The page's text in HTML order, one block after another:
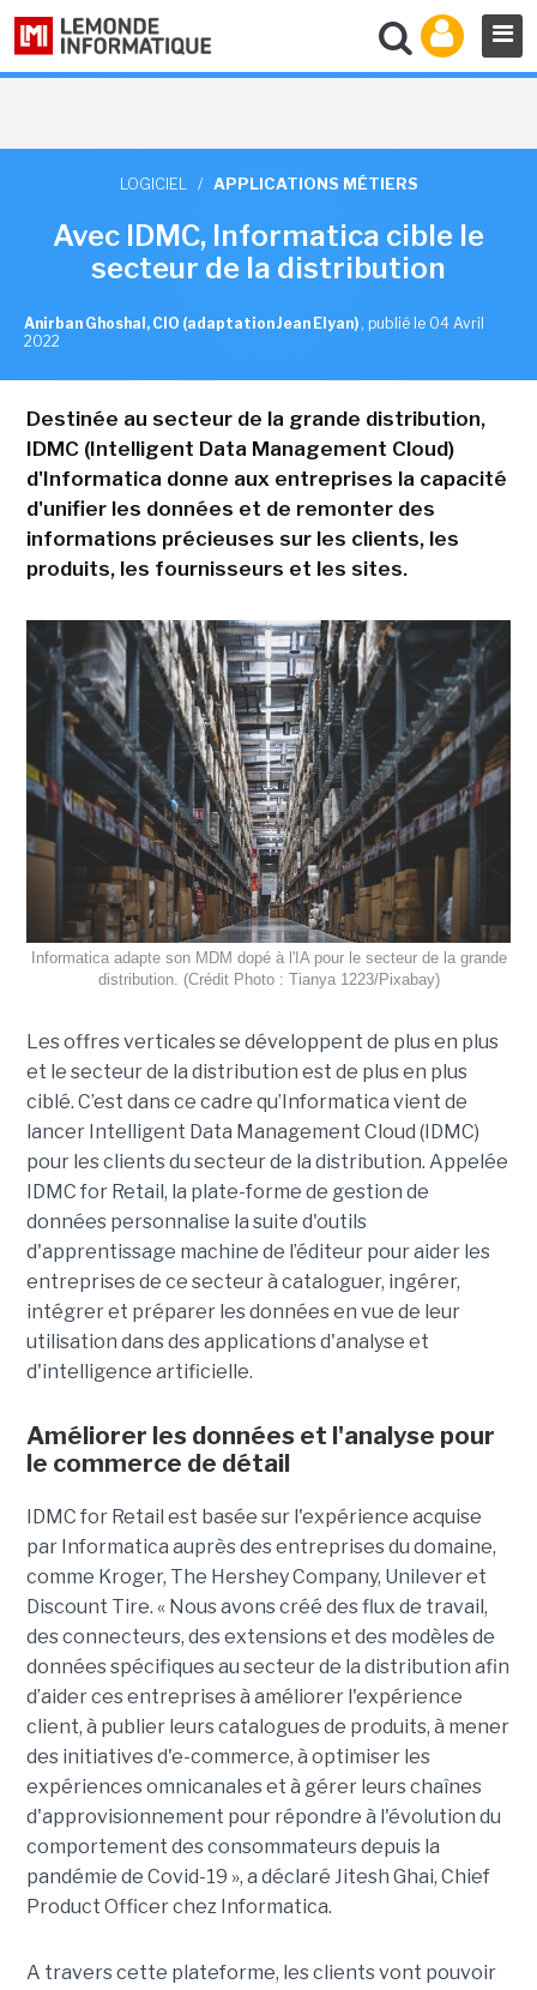
LOGICIEL / APPLICATIONS MÉTIERS
Avec IDMC, Informatica cible le
secteur de la distribution
Anirban Ghoshal, CIO (adaptation Jean Elyan) , publié le 04 Avril
2022
Destinée au secteur de la grande distribution,
IDMC (Intelligent Data Management Cloud)
d'Informatica donne aux entreprises la capacité
d'unifier les données et de remonter des
informations précieuses sur les clients, les
produits, les fournisseurs et les sites.
Informatica adapte son MDM dopé à l'IA pour le secteur de la grande
distribution. (Crédit Photo : Tianya 1223/Pixabay)
Les offres verticales se développent de plus en plus
et le secteur de la distribution est de plus en plus
ciblé. C’est dans ce cadre qu’Informatica vient de
lancer Intelligent Data Management Cloud (IDMC)
pour les clients du secteur de la distribution. Appelée
IDMC for Retail, la plate-forme de gestion de
données personnalise la suite d'outils
d'apprentissage machine de l’éditeur pour aider les
entreprises de ce secteur à cataloguer, ingérer,
intégrer et préparer les données en vue de leur
utilisation dans des applications d'analyse et
d'intelligence artificielle.
Améliorer les données et l'analyse pour
le commerce de détail
IDMC for Retail est basée sur l'expérience acquise
par Informatica auprès des entreprises du domaine,
comme Kroger, The Hershey Company, Unilever et
Discount Tire. « Nous avons créé des flux de travail,
des connecteurs, des extensions et des modèles de
données spécifiques au secteur de la distribution afin
d’aider ces entreprises à améliorer l'expérience
client, à publier leurs catalogues de produits, à mener
des initiatives d'e-commerce, à optimiser les
expériences omnicanales et à gérer leurs chaînes
d'approvisionnement pour répondre à l'évolution du
comportement des consommateurs depuis la
pandémie de Covid-19 », a déclaré Jitesh Ghai, Chief
Product Officer chez Informatica.
A travers cette plateforme, les clients vont pouvoir